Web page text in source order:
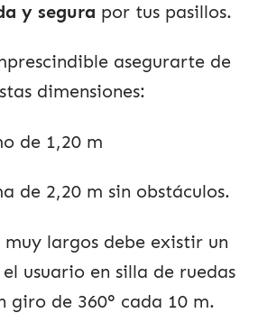
y segura por tus pasillos.
asegurarte de
dimensiones:
de 1,20 m
de 2,20 m sin obstáculos.
muy largos debe existir un
usuario en silla de ruedas
giro de 360° cada 10 m.